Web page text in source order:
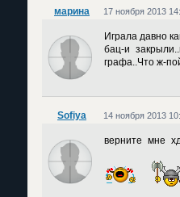
марина 17 ноября 2013
Играла давно
бац-и
графа..Что ж-
Sofiya 14 ноября 2013
верните мне